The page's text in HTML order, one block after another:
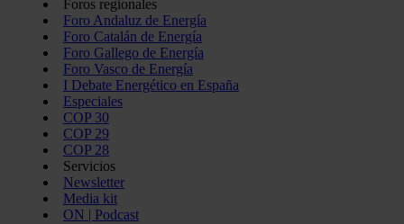
Foros regionales
Foro Andaluz de Energía
Foro Catalán de Energía
Foro Gallego de Energía
Foro Vasco de Energía
I Debate Energético en España
Especiales
COP 30
COP 29
COP 28
Servicios
Newsletter
Media kit
ON | Podcast